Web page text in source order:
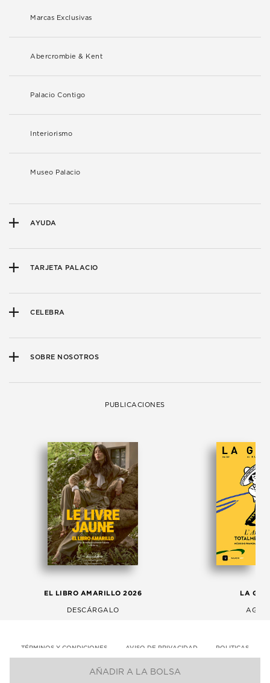
AÑADIR A LA BOLSA
Marcas Exclusivas
Abercrombie & Kent
Palacio Contigo
Interiorismo
Museo Palacio
AYUDA
TARJETA PALACIO
CELEBRA
SOBRE NOSOTROS
PUBLICACIONES
EL LIBRO AMARILLO 2026
DESCÁRGALO
LA
TÉRMINOS Y CONDICIONES AVISO DE PRIVACIDAD POLITICAS